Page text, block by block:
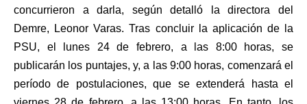
concurrieron a darla, según detalló la directora del
Demre, Leonor Varas. Tras concluir la aplicación de la
PSU, el lunes 24 de febrero, a las 8:00 horas, se
publicarán los puntajes, y, a las 9:00 horas, comenzará el
período de postulaciones, que se extenderá hasta el